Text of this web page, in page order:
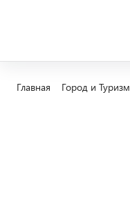
Главная Город и Туризм